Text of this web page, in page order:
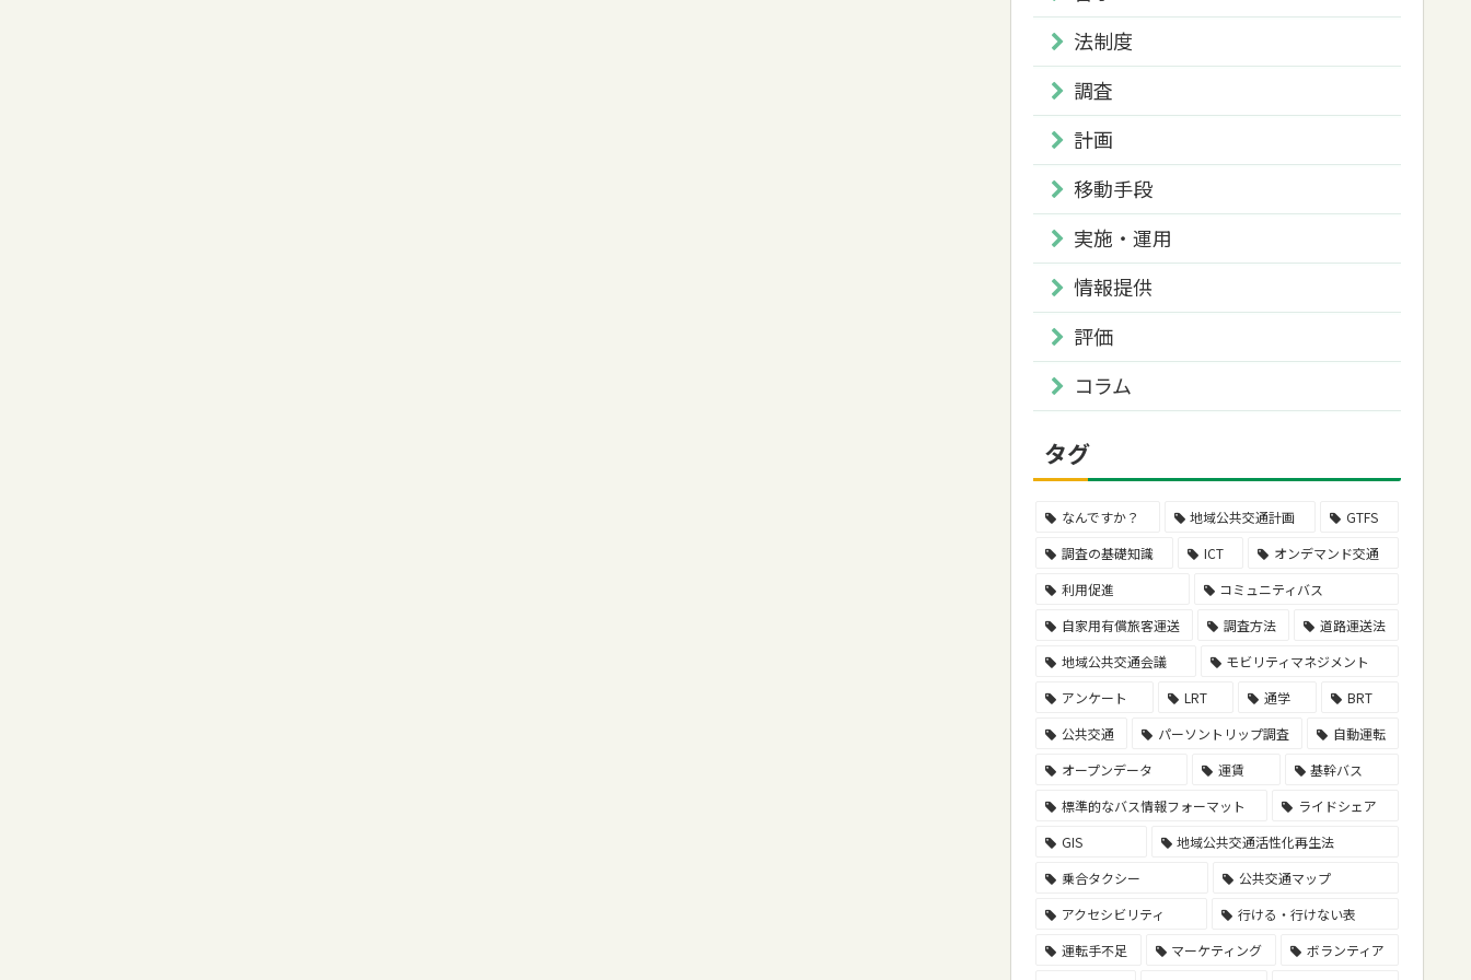
法制度
調査
計画
移動手段
実施・運用
情報提供
評価
コラム
タグ
なんですか？ 地域公共交通計画
GTFS
調査の基礎知識
ICT
オンデマンド交通
利用促進
コミュニティバス
自家用有償旅客運送
調査方法
道路運送法
地域公共交通会議
モビリティマネジメント
アンケート
LRT 通学
BRT
公共交通
パーソントリップ調査
自動運転
オープンデータ
運賃
基幹バス
標準的なバス情報フォーマット
ライドシェア
GIS
地域公共交通活性化再生法
乗合タクシー
公共交通マップ
アクセシビリティ
行ける・行けない表
運転手不足
マーケティング
ボランティア